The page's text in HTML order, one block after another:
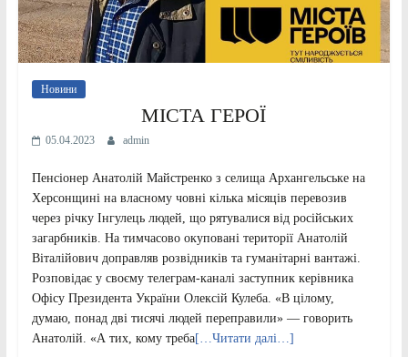
Новини
МІСТА ГЕРОЇ
05.04.2023 admin
Пенсіонер Анатолій Майстренко з селища Архангельське на
Херсонщині на власному човні кілька місяців перевозив
через річку Інгулець людей, що рятувалися від російських
загарбників. На тимчасово окуповані території Анатолій
Віталійович доправляв розвідників та гуманітарні вантажі.
Розповідає у своєму телеграм-каналі заступник керівника
Офісу Президента України Олексій Кулеба. «В цілому,
думаю, понад дві тисячі людей переправили» — говорить
Анатолій. «А тих, кому треба[…Читати далі…]